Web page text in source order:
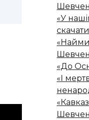
«У
скачати
«До
«І